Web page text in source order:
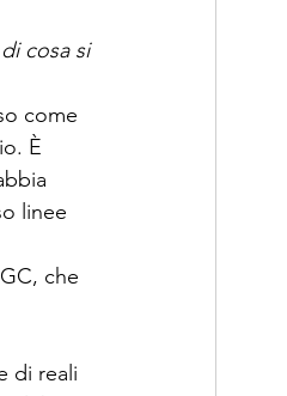
cosa si
come
È
linee
che
di reali